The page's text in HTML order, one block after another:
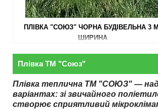
ПЛІВКА "СОЮЗ" ЧОРНА БУДІВЕЛЬНА 3
ШИРИНА
Плівка ТМ "Союз"
Плівка теплична ТМ "СОЮЗ" —
варіантах: зі звичайного
створює сприятливий